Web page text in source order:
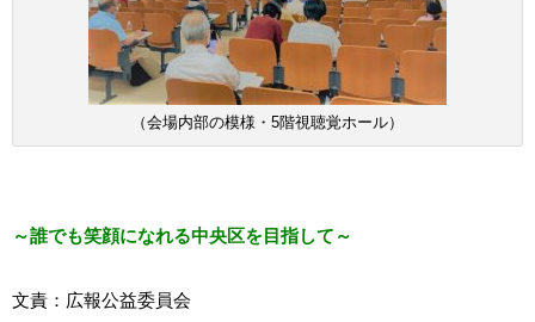
（会場内部の模様・5階視聴覚ホール）
～誰でも笑顔になれる中央区を目指して～
文責：広報公益委員会